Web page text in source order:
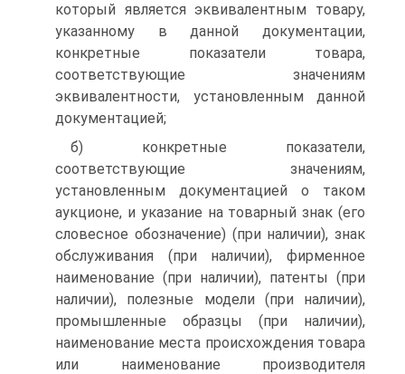
который является эквивалентным товару,
указанному в данной документации,
конкретные показатели товара,
соответствующие значениям
эквивалентности, установленным данной
документацией;
б) конкретные показатели,
соответствующие значениям,
установленным документацией о таком
аукционе, и указание на товарный знак (его
словесное обозначение) (при наличии), знак
обслуживания (при наличии), фирменное
наименование (при наличии), патенты (при
наличии), полезные модели (при наличии),
промышленные образцы (при наличии),
наименование места происхождения товара
или наименование производителя